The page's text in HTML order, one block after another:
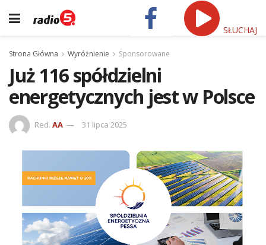
SŁUCHAJ
Strona Główna Wyróżnienie Sponsorowane
Już 116 spółdzielni
energetycznych jest w Polsce
Red. AA 31 lipca 2025